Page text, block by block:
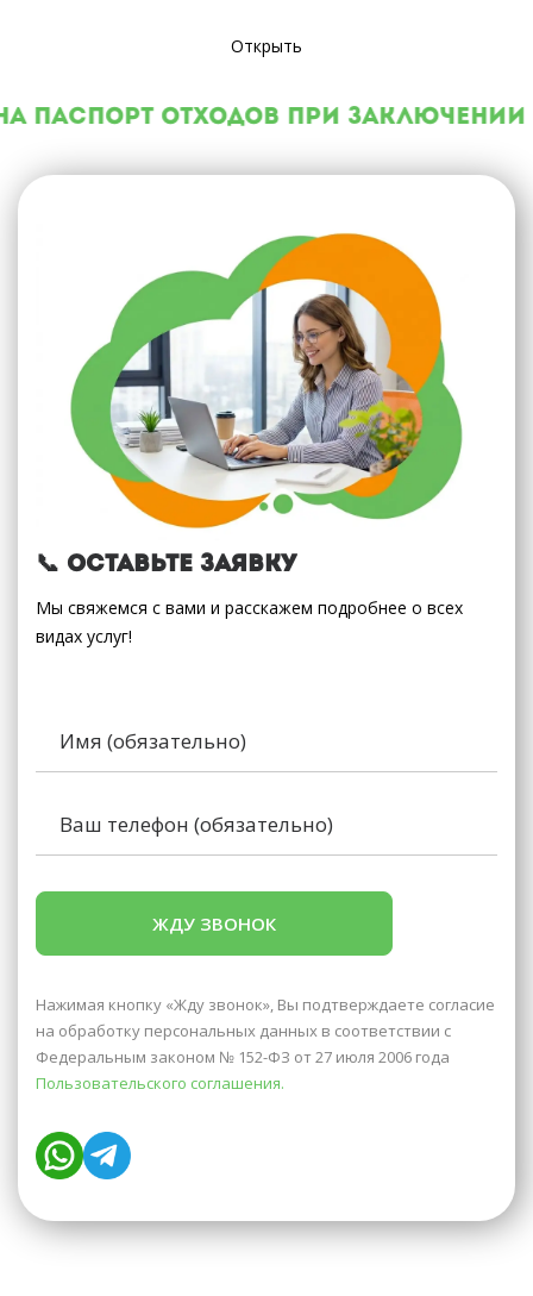
Открыть
паспорт отходов при заключении
📞 Оставьте заявку
Мы свяжемся с вами и расскажем подробнее о всех
видах услуг!
Нажимая кнопку «Жду звонок», Вы подтверждаете согласие
на обработку персональных данных в соответствии с
Федеральным законом № 152-ФЗ от 27 июля 2006 года
Пользовательского соглашения.